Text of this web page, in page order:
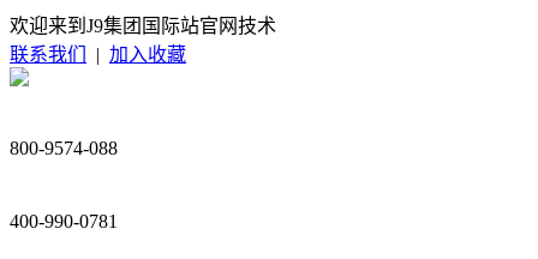
欢迎来到J9集团国际站官网技术
联系我们
| 加入收藏
800-9574-088
400-990-0781